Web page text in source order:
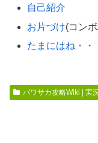
自己紹介
お片づけ(コン
たまにはね・・
パワサカ攻略Wiki | 実